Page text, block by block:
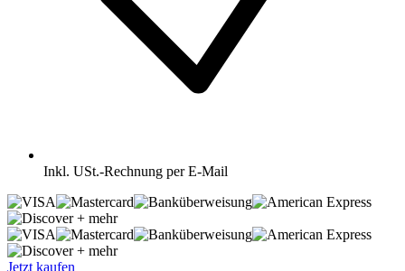
Inkl. USt.-Rechnung per E-Mail
+ mehr
+ mehr
Jetzt kaufen